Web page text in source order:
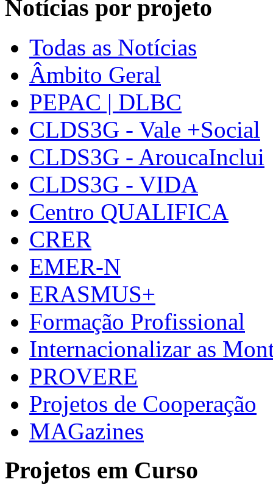
Notícias por projeto
Todas as Notícias
Âmbito Geral
PEPAC | DLBC
CLDS3G - Vale +Social
CLDS3G - AroucaInclui
CLDS3G - VIDA
Centro QUALIFICA
CRER
EMER-N
ERASMUS+
Formação Profissional
Internacionalizar as
PROVERE
Projetos de Cooperação
MAGazines
Projetos em Curso